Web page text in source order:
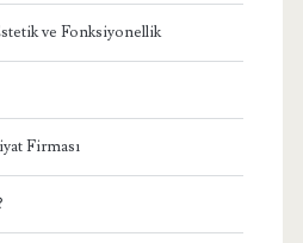
ve Fonksiyonellik
Firması